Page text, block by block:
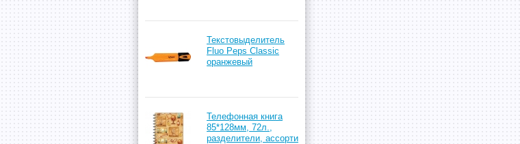
Текстовыделитель
Fluo Peps Classic
оранжевый
Телефонная книга
85*128мм, 72л.,
разделители, ассорти